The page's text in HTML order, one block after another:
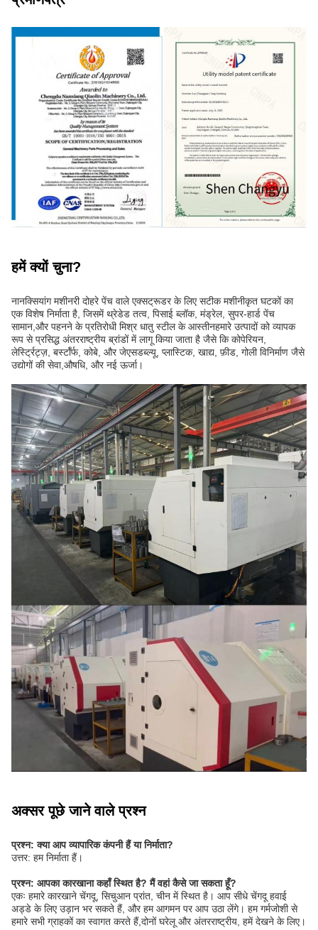
हमें क्यों चुना?
नानक्सियांग मशीनरी दोहरे पेंच वाले एक्सट्रूडर के लिए सटीक मशीनीकृत घटकों का
एक विशेष निर्माता है, जिसमें थ्रेडेड तत्व, पिसाई ब्लॉक, मंड्रेल, सुपर-हार्ड पेंच
सामान,और पहनने के प्रतिरोधी मिश्र धातु स्टील के आस्तीनहमारे उत्पादों को व्यापक
रूप से प्रसिद्ध अंतरराष्ट्रीय ब्रांडों में लागू किया जाता है जैसे कि कोपेरियन,
लेर्स्ट्रिट्ज़, बर्स्टॉर्फ, कोबे, और जेएसडब्ल्यू, प्लास्टिक, खाद्य, फ़ीड, गोली विनिर्माण जैसे
उद्योगों की सेवा,औषधि, और नई ऊर्जा।
अक्सर पूछे जाने वाले प्रश्न
प्रश्न: क्या आप व्यापारिक कंपनी हैं या निर्माता?
उत्तर: हम निर्माता हैं।
प्रश्न: आपका कारखाना कहाँ स्थित है? मैं वहां कैसे जा सकता हूँ?
एकः हमारे कारखाने चेंगदू, सिचुआन प्रांत, चीन में स्थित है। आप सीधे चेंगदू हवाई
अड्डे के लिए उड़ान भर सकते हैं, और हम आगमन पर आप उठा लेंगे। हम गर्मजोशी से
हमारे सभी ग्राहकों का स्वागत करते हैं,दोनों घरेलू और अंतरराष्ट्रीय, हमें देखने के लिए।